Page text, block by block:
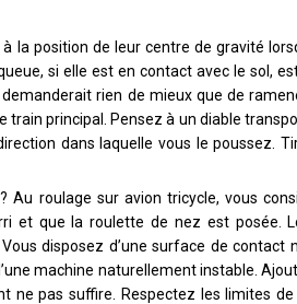
la position de leur centre de gravité
si elle est en contact avec le sol,
rien de mieux que de
train principal. Pensez à un diable
dans laquelle vous le poussez.
roulage sur avion tricycle, vous
et que la roulette de nez est posée.
disposez d’une surface de contact
machine naturellement instable.
pas suffire. Respectez les limites de